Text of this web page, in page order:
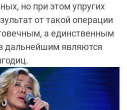
но при этом упругих
от такой операции
а единственным
дальнейшим являются